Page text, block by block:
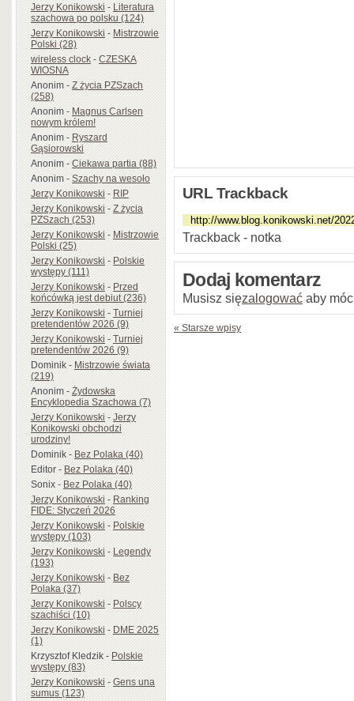
Jerzy Konikowski-Literatura
szachowa po polsku (124)
Jerzy Konikowski-Mistrzowie
Polski (28)
wireless clock-CZESKA
WIOSNA
Anonim-Z życia PZSzach
(258)
Anonim-Magnus Carlsen
nowym królem!
Anonim-Ryszard
Gąsiorowski
Anonim-Ciekawa partia (88)
Anonim-Szachy na wesoło
Jerzy Konikowski-RIP
Jerzy Konikowski-Z życia
PZSzach (253)
Jerzy Konikowski-Mistrzowie
Polski (25)
Jerzy Konikowski-Polskie
występy (111)
Jerzy Konikowski-Przed
końcówką jest debiut (236)
Jerzy Konikowski-Turniej
pretendentów 2026 (9)
Jerzy Konikowski-Turniej
pretendentów 2026 (9)
Dominik-Mistrzowie świata
(219)
Anonim-Żydowska
Encyklopedia Szachowa (7)
Jerzy Konikowski-Jerzy
Konikowski obchodzi
urodziny!
Dominik-Bez Polaka (40)
Editor-Bez Polaka (40)
Sonix-Bez Polaka (40)
Jerzy Konikowski-Ranking
FIDE: Styczeń 2026
Jerzy Konikowski-Polskie
występy (103)
Jerzy Konikowski-Legendy
(193)
Jerzy Konikowski-Bez
Polaka (37)
Jerzy Konikowski-Polscy
szachiści (10)
Jerzy Konikowski-DME 2025
(1)
Krzysztof Kledzik-Polskie
występy (83)
Jerzy Konikowski-Gens una
sumus (123)
URL Trackback
Trackback - notka
Dodaj komentarz
Musisz sięzalogować aby
« Starsze wpisy